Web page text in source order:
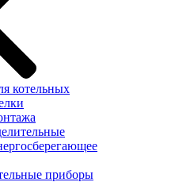
котельных
приборы